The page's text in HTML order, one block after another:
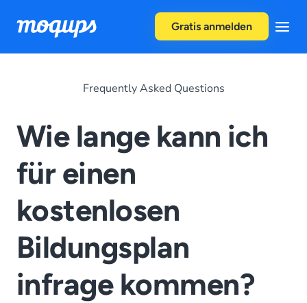
Gratis anmelden
Frequently Asked Questions
Wie lange kann ich
für einen
kostenlosen
Bildungsplan
infrage kommen?